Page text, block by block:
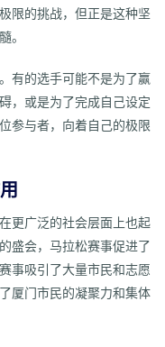
限的挑战，但正是这种坚
。
有的选手可能不是为了赢
，或是为了完成自己设定
参与者，向着自己的极限
更广泛的社会层面上也起
盛会，马拉松赛事促进了
事吸引了大量市民和志愿
厦门市民的凝聚力和集体